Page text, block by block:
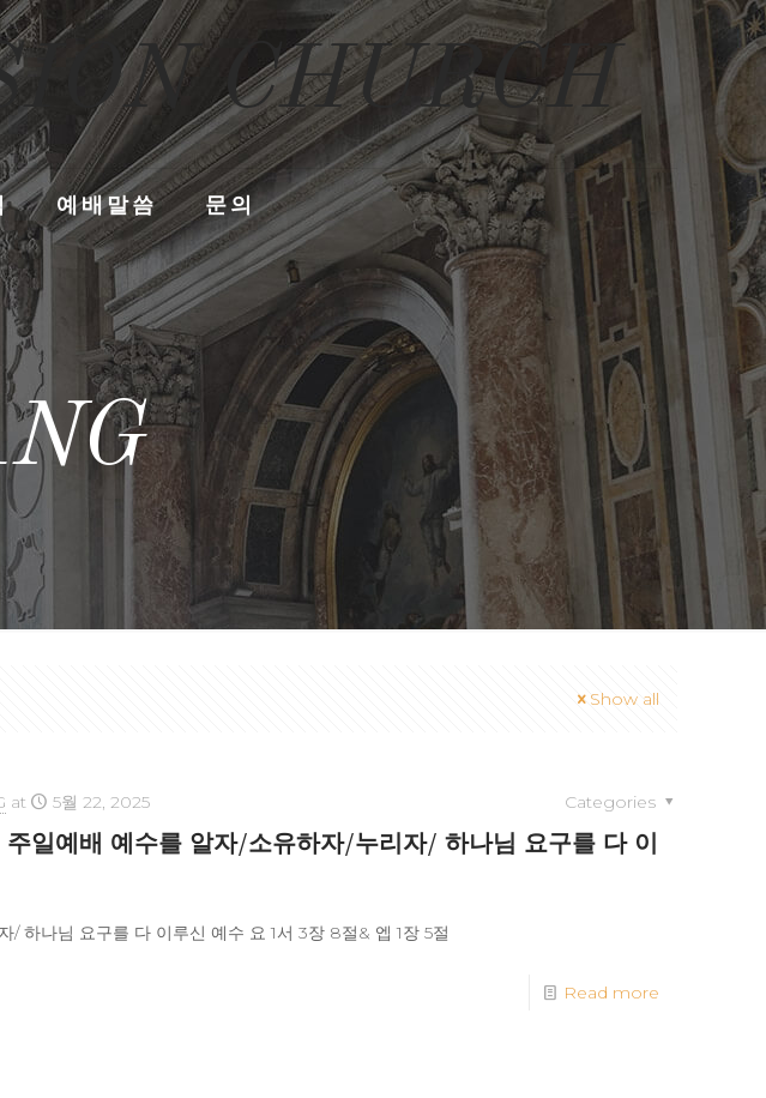
CHURCH
예배말씀 문의
Show all
at 5월 22, 2025 Categories
일예배 예수를 알자/소유하자/누리자/ 하나님 요구를 다 이
/ 하나님 요구를 다 이루신 예수 요 1서 3장 8절& 엡 1장 5절
Read more